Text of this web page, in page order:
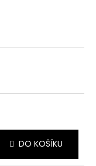
DO KOŠÍKU